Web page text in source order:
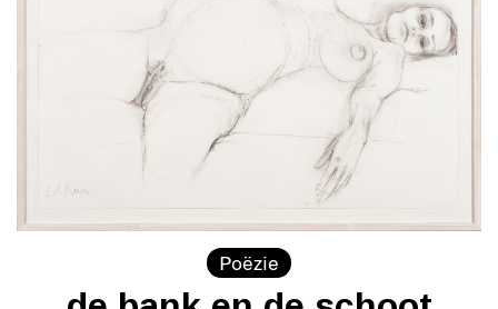
Poëzie